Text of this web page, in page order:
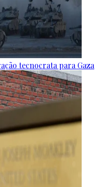
tecnocrata para Gaza